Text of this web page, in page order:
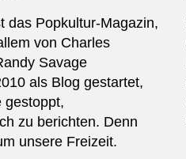
das Popkultur-Magazin,
von Charles
Savage
als Blog gestartet,
gestoppt,
zu berichten. Denn
unsere Freizeit.